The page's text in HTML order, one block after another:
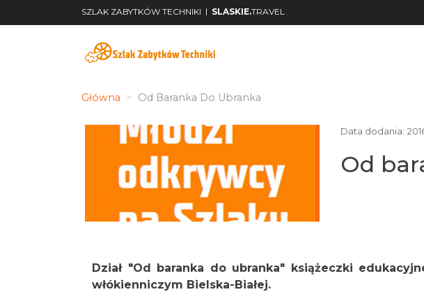
SZLAK ZABYTKÓW TECHNIKI | SLASKIE.TRAVEL
Główna Od Baranka Do Ubranka
Data dodania:
Od
Dział "Od baranka do ubranka" książeczki
włókienniczym Bielska-Białej.